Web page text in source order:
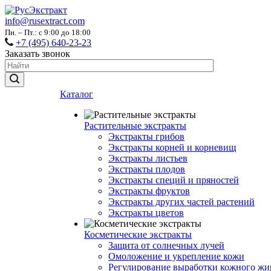
info@rusextract.com
Пн. – Пт.: с 9:00 до 18:00
+7 (495) 640-23-23
Заказать звонок
Каталог
Растительные экстракты
Экстракты грибов
Экстракты корней и корневищ
Экстракты листьев
Экстракты плодов
Экстракты специй и пряностей
Экстракты фруктов
Экстракты других частей растений
Экстракты цветов
Косметические экстракты
Защита от солнечных лучей
Омоложение и укрепление кожи
Регулирование выработки кожного